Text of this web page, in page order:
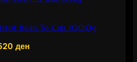
Bean To Cup 1000g
ден